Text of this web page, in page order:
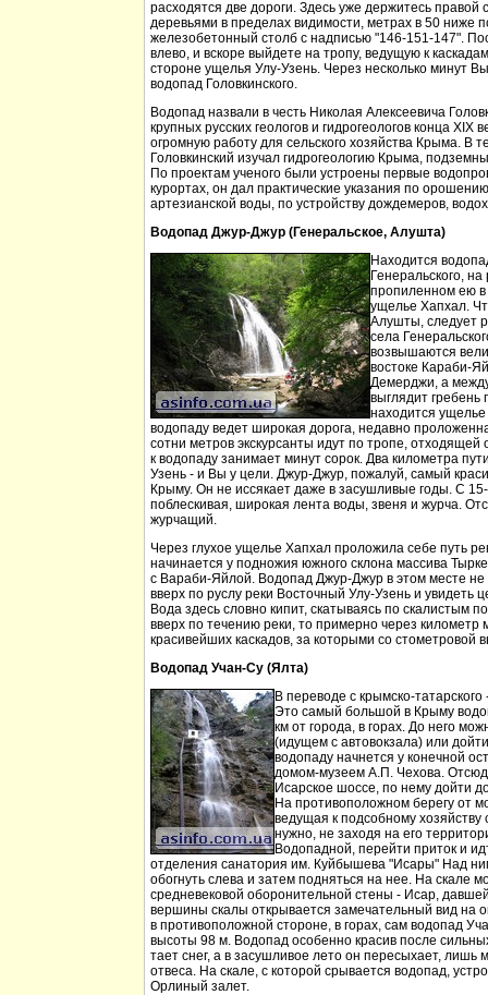
расходятся две дороги. Здесь уже держитесь правой
деревьями в пределах видимости, метрах в 50 ниже
железобетонный столб с надписью "146-151-147".
влево, и вскоре выйдете на тропу, ведущую к
стороне ущелья Улу-Узень. Через несколько минут
водопад Головкинского.
Водопад назвали в честь Николая Алексеевича
крупных русских геологов и гидрогеологов конца XIX
огромную работу для сельского хозяйства Крыма. В
Головкинский изучал гидрогеологию Крыма,
По проектам ученого были устроены первые
курортах, он дал практические указания по
артезианской воды, по устройству дождемеров,
Водопад Джур-Джур (Генеральское, Алушта)
Находится
Генеральского,
пропиленном ею в
ущелье Хапхал.
Алушты, следует
села
возвышаются
востоке Караби-
Демерджи, а
выглядит гребень
находится
водопаду ведет широкая дорога, недавно
сотни метров экскурсанты идут по тропе, отходящей
к водопаду занимает минут сорок. Два километра
Узень - и Вы у цели. Джур-Джур, пожалуй, самый
Крыму. Он не иссякает даже в засушливые годы. С
поблескивая, широкая лента воды, звеня и журча.
журчащий.
Через глухое ущелье Хапхал проложила себе путь
начинается у подножия южного склона массива
с Вараби-Яйлой. Водопад Джур-Джур в этом месте
вверх по руслу реки Восточный Улу-Узень и увидеть
Вода здесь словно кипит, скатываясь по скалистым
вверх по течению реки, то примерно через километр
красивейших каскадов, за которыми со стометровой
Водопад Учан-Су (Ялта)
В переводе с крымско-
Это самый большой в Крыму
км от города, в горах. До него
(идущем с автовокзала) или
водопаду начнется у конечной
домом-музеем А.П. Чехова.
Исарское шоссе, по нему дойти
На противоположном берегу от
ведущая к подсобному
нужно, не заходя на его
Водопадной, перейти приток и
отделения санатория им. Куйбышева "Исары" Над
обогнуть слева и затем подняться на нее. На скале
средневековой оборонительной стены - Исар,
вершины скалы открывается замечательный вид на
в противоположной стороне, в горах, сам водопад
высоты 98 м. Водопад особенно красив после
тает снег, а в засушливое лето он пересыхает, лишь
отвеса. На скале, с которой срывается водопад,
Орлиный залет.